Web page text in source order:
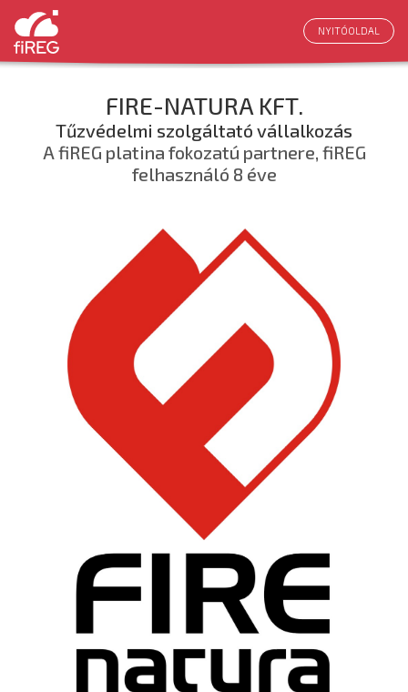
NYITÓOLDAL
FIRE-NATURA KFT.
Tűzvédelmi szolgáltató vállalkozás
A fiREG platina fokozatú partnere, fiREG
felhasználó 8 éve